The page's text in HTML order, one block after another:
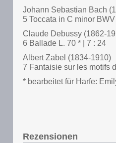
Johann Sebastian Bach
5 Toccata in C minor
Claude Debussy (1862-
6 Ballade L. 70 * | 7 : 24
Albert Zabel (1834-1910)
7 Fantaisie sur les motifs
* bearbeitet für Harfe:
Rezensionen